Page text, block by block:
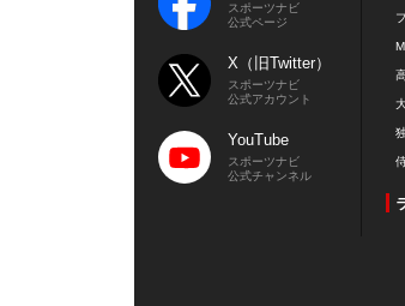
スポーツナビ
公式ページ
X（旧Twitter）
スポーツナビ
公式アカウント
YouTube
スポーツナビ
公式チャンネル